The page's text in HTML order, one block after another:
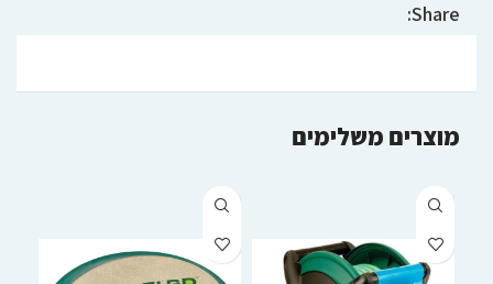
Share:
מוצרים משלימים